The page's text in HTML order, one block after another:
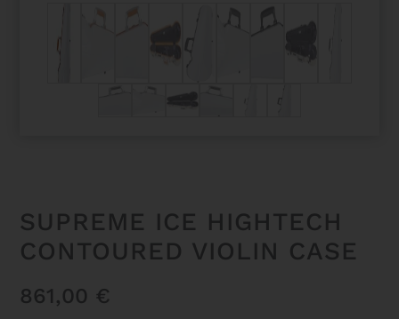
SUPREME ICE HIGHTECH
CONTOURED VIOLIN CASE
861,00 €